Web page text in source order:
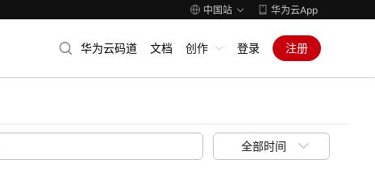
中国站 华为云App
华为云码道 文档 创作 登录 注册
全部时间